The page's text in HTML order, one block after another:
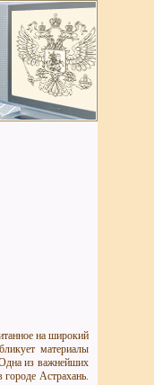
на широкий
материалы
из важнейших
Астрахань.